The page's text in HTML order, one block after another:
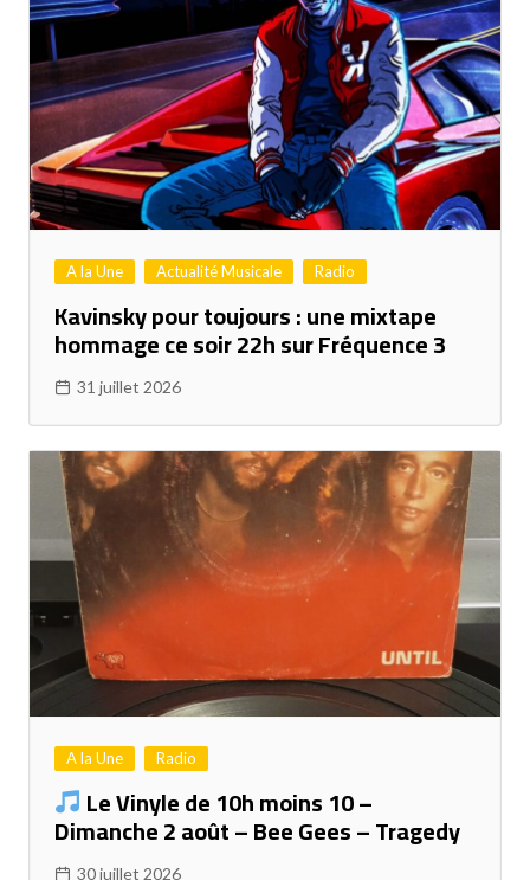
A la Une Actualité Musicale Radio
Kavinsky pour toujours : une mixtape
hommage ce soir 22h sur Fréquence 3
31 juillet 2026
A la Une Radio
Le Vinyle de 10h moins 10 –
Dimanche 2 août – Bee Gees – Tragedy
30 juillet 2026